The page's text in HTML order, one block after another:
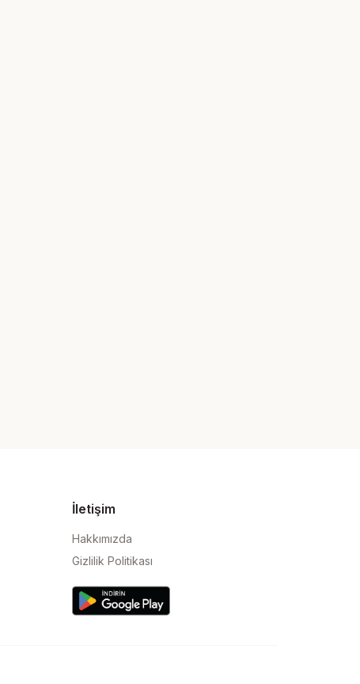
İletişim
Hakkımızda
Gizlilik Politikası